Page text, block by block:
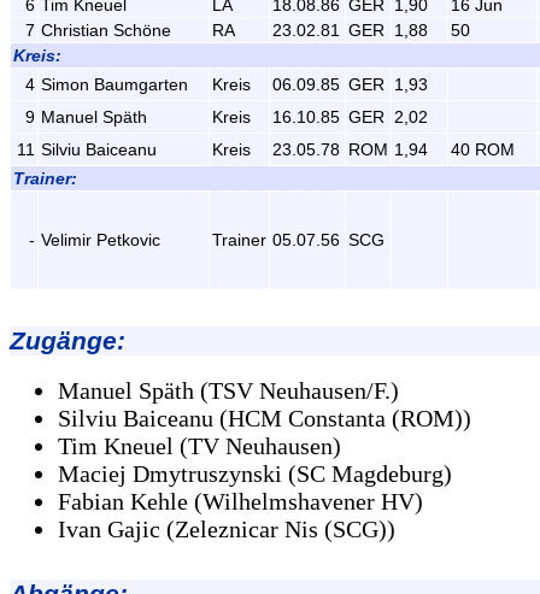
6 Tim Kneuel LA 18.08.86 GER 1,90
16 Jun
7 Christian Schöne RA 23.02.81 GER 1,88
50
Kreis:
4 Simon Baumgarten Kreis 06.09.85 GER
1,93
9 Manuel Späth Kreis 16.10.85 GER
2,02
11 Silviu Baiceanu Kreis 23.05.78 ROM 1,94
40 ROM
Trainer:
- Velimir Petkovic Trainer 05.07.56 SCG
Zugänge:
Manuel Späth (TSV Neuhausen/F.)
Silviu Baiceanu (HCM Constanta (ROM))
Tim Kneuel (TV Neuhausen)
Maciej Dmytruszynski (SC Magdeburg)
Fabian Kehle (Wilhelmshavener HV)
Ivan Gajic (Zeleznicar Nis (SCG))